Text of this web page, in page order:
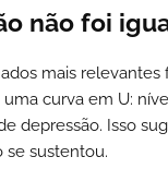
não foi
mais relevantes
curva em U:
depressão. Isso
se sustentou.